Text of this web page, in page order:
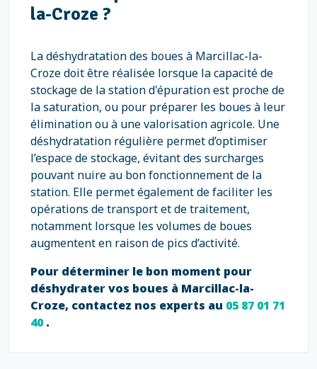
la-Croze ?
La déshydratation des boues à Marcillac-la-
Croze doit être réalisée lorsque la capacité de
stockage de la station d'épuration est proche de
la saturation, ou pour préparer les boues à leur
élimination ou à une valorisation agricole. Une
déshydratation régulière permet d’optimiser
l’espace de stockage, évitant des surcharges
pouvant nuire au bon fonctionnement de la
station. Elle permet également de faciliter les
opérations de transport et de traitement,
notamment lorsque les volumes de boues
augmentent en raison de pics d’activité.
Pour déterminer le bon moment pour
déshydrater vos boues à Marcillac-la-
Croze, contactez nos experts au 05 87 01 71
40.